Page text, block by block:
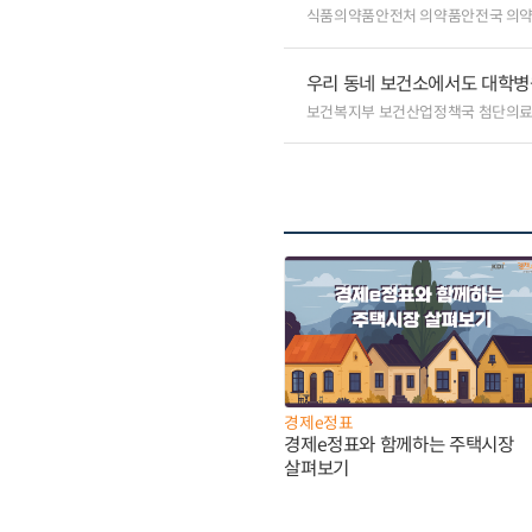
식품의약품안전처 의약품안전국 의
우리 동네 보건소에서도 대학
보건복지부 보건산업정책국 첨단의
경제e정표
경제e정표와 함께하는 주택시장
살펴보기